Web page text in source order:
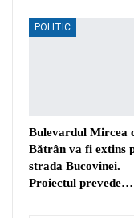
POLITIC
Bulevardul Mircea
Bătrân va fi extins
strada Bucovinei.
Proiectul prevede…